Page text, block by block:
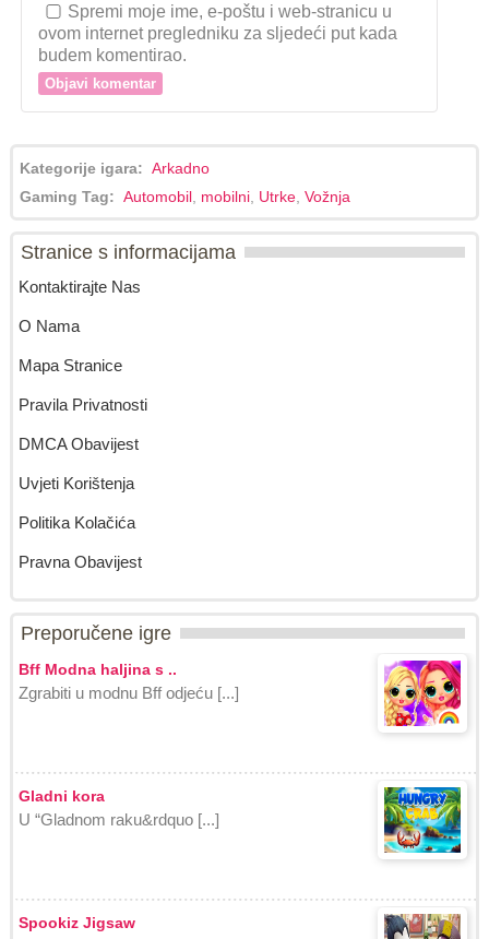
Spremi moje ime, e-poštu i web-stranicu u
ovom internet pregledniku za sljedeći put kada
budem komentirao.
Kategorije igara: Arkadno
Gaming Tag: Automobil, mobilni, Utrke, Vožnja
Stranice s informacijama
Kontaktirajte Nas
O Nama
Mapa Stranice
Pravila Privatnosti
DMCA Obavijest
Uvjeti Korištenja
Politika Kolačića
Pravna Obavijest
Preporučene igre
Bff Modna haljina s ..
Zgrabiti u modnu Bff odjeću [...]
Gladni kora
U “Gladnom raku&rdquo [...]
Spookiz Jigsaw